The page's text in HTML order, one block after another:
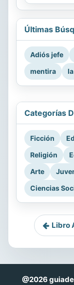
Últimas
Adiós jefe
mentira
Categorías
Ficción
Religión
Arte
Ciencias
Libro
@2026